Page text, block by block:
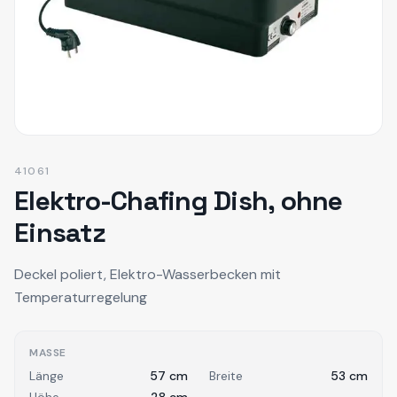
41061
Elektro-Chafing Dish, ohne
Einsatz
Deckel poliert, Elektro-Wasserbecken mit
Temperaturregelung
MASSE
Länge 57 cm Breite 53 cm